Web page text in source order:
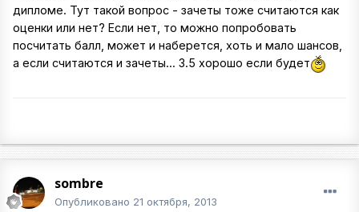
дипломе. Тут такой вопрос - зачеты тоже считаются как
оценки или нет? Если нет, то можно попробовать
посчитать балл, может и наберется, хоть и мало шансов,
а если считаются и зачеты... 3.5 хорошо если будет
sombre
Опубликовано 21 октября, 2013